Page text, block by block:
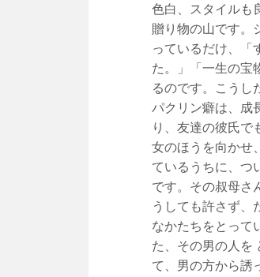
色白、スタイルも
贈り物の山です。
っているだけ、「
た。」「一生の宝
るのです。こうし
パクリン癖は、成
り、友達の彼氏で
女のほうを向かせ
ているうちに、つ
です。その叔母さ
うしても許さず、
なかたちをとって
た、その男の人を
て、男の方から誘